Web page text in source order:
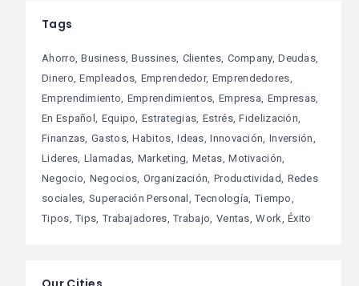
Tags
Ahorro Business Bussines Clientes Company Deudas
Dinero Empleados Emprendedor Emprendedores
Emprendimiento Emprendimientos Empresa Empresas
En Español Equipo Estrategias Estrés Fidelización
Finanzas Gastos Habitos Ideas Innovación Inversión
Lideres Llamadas Marketing Metas Motivación
Negocio Negocios Organización Productividad Redes
sociales Superación Personal Tecnología Tiempo
Tipos Tips Trabajadores Trabajo Ventas Work Éxito